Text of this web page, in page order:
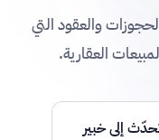
والعقود التي
العقارية.
إلى خبير